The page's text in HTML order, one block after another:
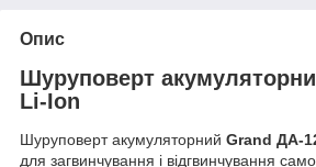
Опис
Шуруповерт
Li-Ion
Шуруповерт акумуляторний Grand ДА-
для загвинчування і відгвинчування